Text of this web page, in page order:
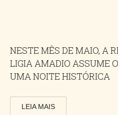
NESTE MÊS DE MAIO, A
LIGIA AMADIO ASSUME
UMA NOITE HISTÓRICA
LEIA MAIS